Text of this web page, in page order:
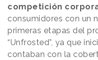
competición
consumidores con un
primeras etapas del
“Unfrosted”, ya que
contaban con la